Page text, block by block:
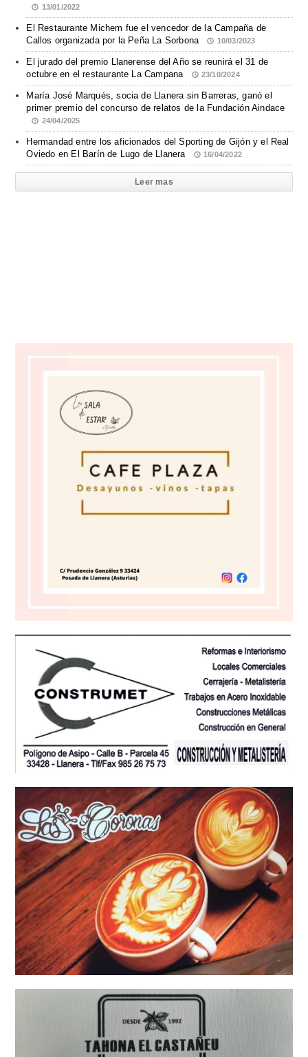
13/01/2022
El Restaurante Michem fue el vencedor de la Campaña de
Callos organizada por la Peña La Sorbona
10/03/2023
El jurado del premio Llanerense del Año se reunirá el 31 de
octubre en el restaurante La Campana
23/10/2024
María José Marqués, socia de Llanera sin Barreras, ganó el
primer premio del concurso de relatos de la Fundación Aindace
24/04/2025
Hermandad entre los aficionados del Sporting de Gijón y el Real
Oviedo en El Barín de Lugo de Llanera
16/04/2022
Leer mas